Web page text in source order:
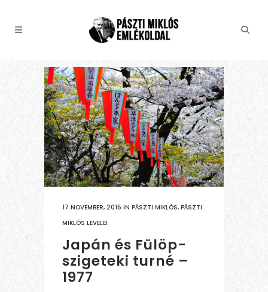
17 NOVEMBER, 2015 IN PÁSZTI MIKLÓS, PÁSZTI
MIKLÓS LEVELEI
Japán és Fülöp-
szigeteki turné –
1977